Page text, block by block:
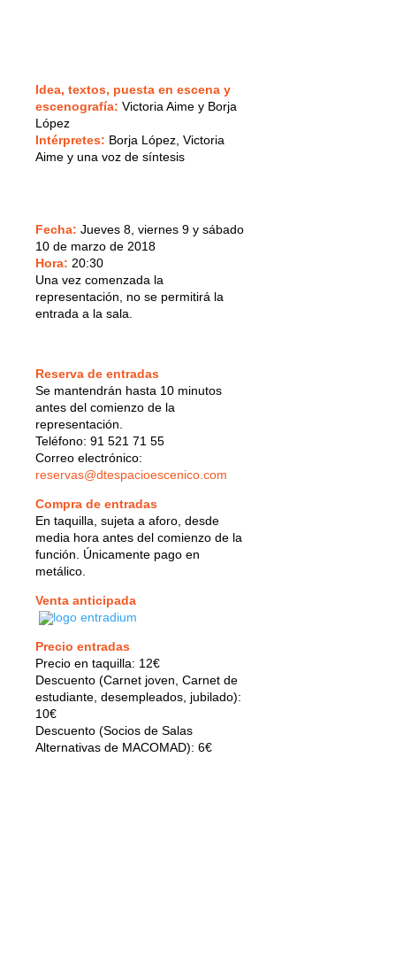
Idea, textos, puesta en escena y
escenografía: Victoria Aime y Borja
López
Intérpretes: Borja López, Victoria
Aime y una voz de síntesis
Fecha: Jueves 8, viernes 9 y sábado
10 de marzo de 2018
Hora: 20:30
Una vez comenzada la
representación, no se permitirá la
entrada a la sala.
Reserva de entradas
Se mantendrán hasta 10 minutos
antes del comienzo de la
representación.
Teléfono: 91 521 71 55
Correo electrónico:
reservas@dtespacioescenico.com
Compra de entradas
En taquilla, sujeta a aforo, desde
media hora antes del comienzo de la
función. Únicamente pago en
metálico.
Venta anticipada
Precio entradas
Precio en taquilla: 12€
Descuento (Carnet joven, Carnet de
estudiante, desempleados, jubilado):
10€
Descuento (Socios de Salas
Alternativas de MACOMAD): 6€